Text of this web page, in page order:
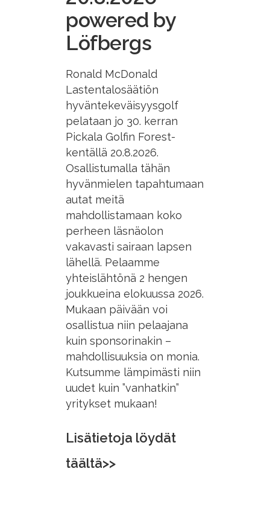
powered by
Löfbergs
Ronald McDonald
Lastentalosäätiön
hyväntekeväisyysgolf
pelataan jo 30. kerran
Pickala Golfin Forest-
kentällä 20.8.2026.
Osallistumalla tähän
hyvänmielen tapahtumaan
autat meitä
mahdollistamaan koko
perheen läsnäolon
vakavasti sairaan lapsen
lähellä. Pelaamme
yhteislähtönä 2 hengen
joukkueina elokuussa 2026.
Mukaan päivään voi
osallistua niin pelaajana
kuin sponsorinakin –
mahdollisuuksia on monia.
Kutsumme lämpimästi niin
uudet kuin ”vanhatkin”
yritykset mukaan!
Lisätietoja löydät
täältä>>